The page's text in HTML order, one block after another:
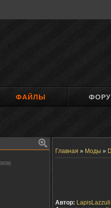
ФАЙЛЫ
Главная » Моды »
Автор: LapisLazzuli